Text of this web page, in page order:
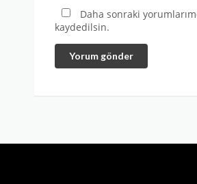
Daha sonraki
kaydedilsin.
Yorum gönder